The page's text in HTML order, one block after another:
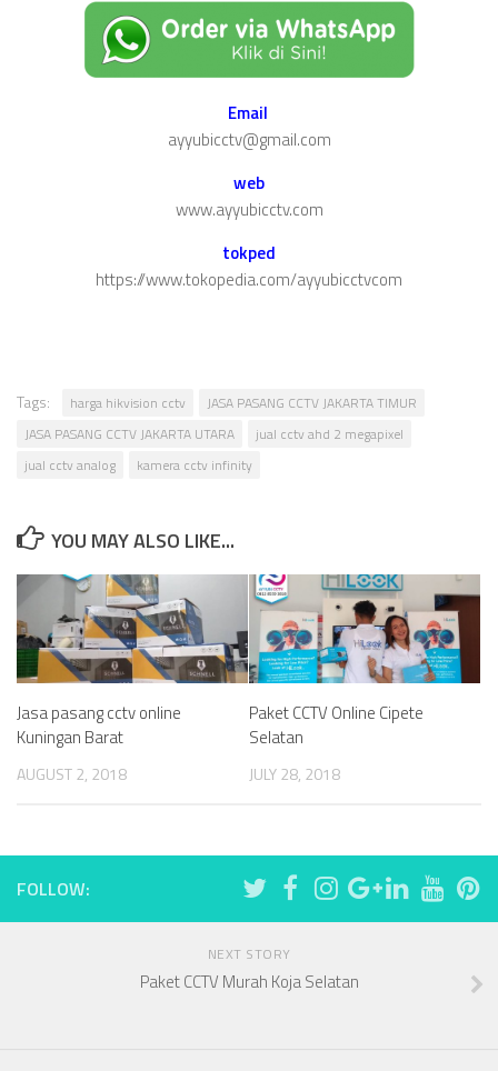
Email
ayyubicctv@gmail.com
web
www.ayyubicctv.com
tokped
https://www.tokopedia.com/ayyubicctvcom
Tags: harga hikvision cctv
JASA PASANG CCTV JAKARTA TIMUR
JASA PASANG CCTV JAKARTA UTARA
jual cctv ahd 2 megapixel
jual cctv analog
kamera cctv infinity
YOU MAY ALSO LIKE...
Jasa pasang cctv online
Kuningan Barat
AUGUST 2, 2018
Paket CCTV Online Cipete
Selatan
JULY 28, 2018
FOLLOW:
NEXT STORY
Paket CCTV Murah Koja Selatan